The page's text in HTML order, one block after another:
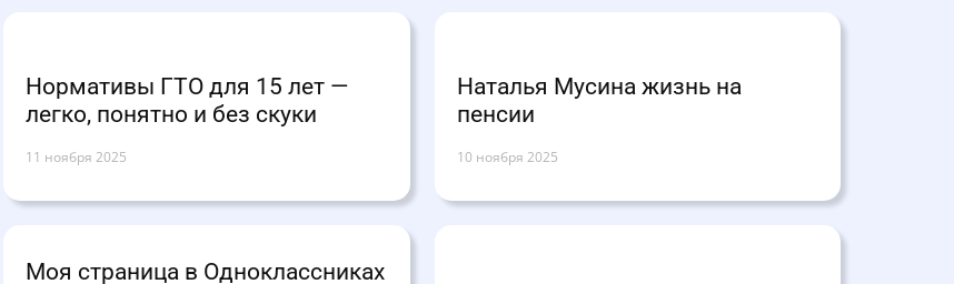
Нормативы ГТО для 15 лет —
легко, понятно и без скуки
11 ноября 2025
Наталья Мусина жизнь на
пенсии
10 ноября 2025
Моя страница в Одноклассниках